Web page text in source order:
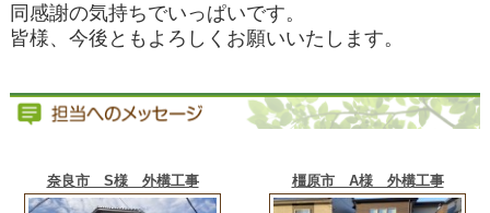
同感謝の気持ちでいっぱいです。
皆様、今後ともよろしくお願いいたします。
奈良市 S様 外構工事 橿原市 A様 外構工事